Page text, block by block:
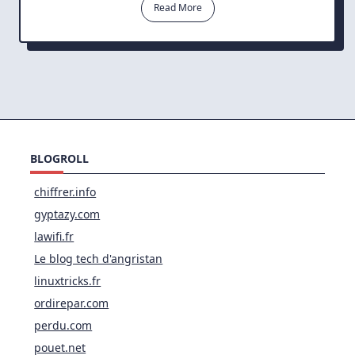
Read More
BLOGROLL
chiffrer.info
gyptazy.com
lawifi.fr
Le blog tech d'angristan
linuxtricks.fr
ordirepar.com
perdu.com
pouet.net